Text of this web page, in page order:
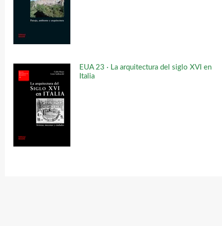
EUA 23 · La arquitectura del siglo XVI en
Italia